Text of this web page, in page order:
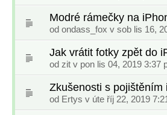
Modré rámečky na
od ondass_fox v sob lis 16,
Jak vrátit fotky zpět do
od zit v pon lis 04, 2019 3:37
Zkušenosti s pojištěním
od Ertys v úte říj 22, 2019